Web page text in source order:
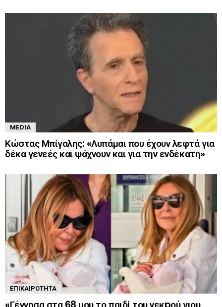
MEDIA
Κώστας Μπίγαλης: «Λυπάμαι που έχουν λεφτά για
δέκα γενεές και ψάχνουν και για την ενδέκατη»
ΕΠΙΚΑΙΡΌΤΗΤΑ